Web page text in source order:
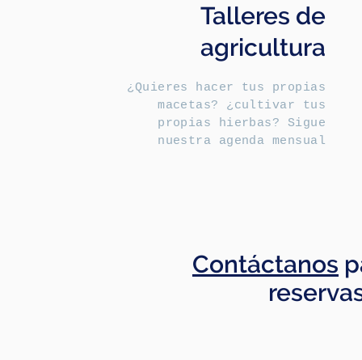
Talleres de
agricultura
¿Quieres hacer tus propias
macetas? ¿cultivar tus
propias hierbas? Sigue
nuestra agenda mensual
Contáctanos p